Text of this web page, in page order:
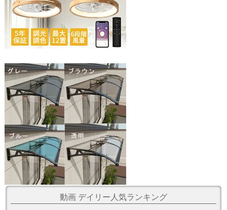
動画 デイリー人気ランキング